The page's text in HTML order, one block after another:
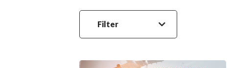
Filter